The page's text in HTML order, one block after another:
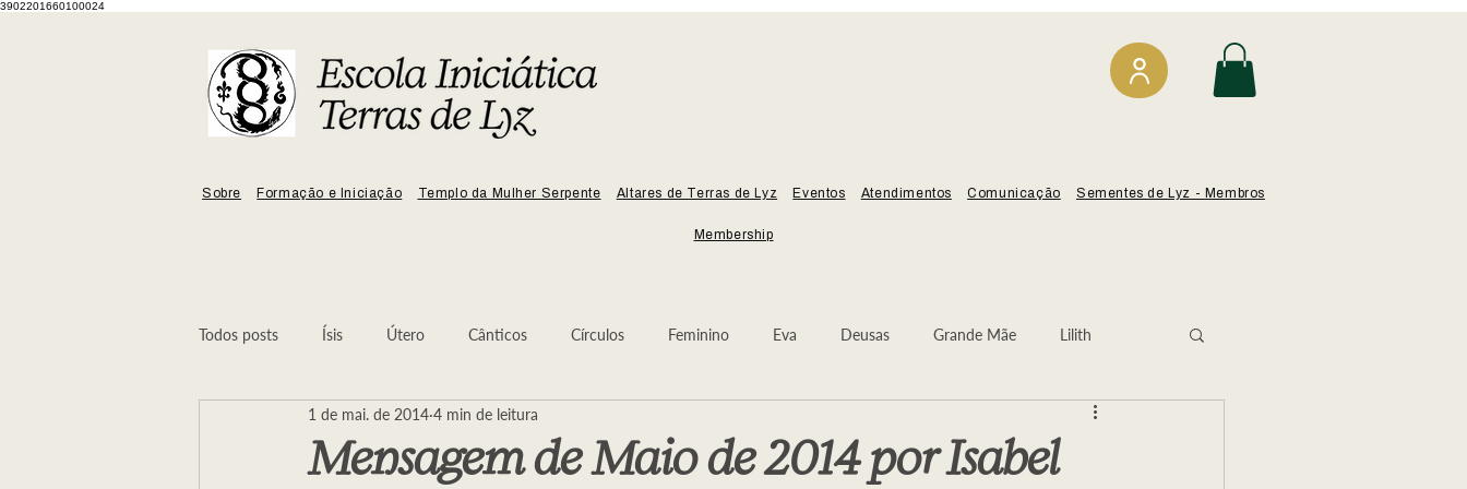
3902201660100024
Sobre Formação e Iniciação Templo da Mulher Serpente Altares de Terras de Lyz Eventos Atendimentos Comunicação Sementes de Lyz - Membros
Membership
Todos posts Ísis Útero Cânticos Círculos Feminino Eva Deusas Grande Mãe Lilith
No Ninho da Serpente Sangue
Mensagem de Maio de 2014 por Isabel
1 de mai. de 2014 4 min de leitura